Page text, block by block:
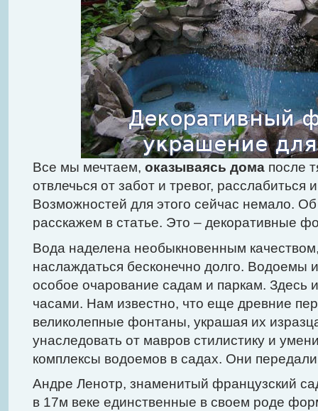
Все мы мечтаем, оказываясь дома после
отвлечься от забот и тревог, расслабиться
Возможностей для этого сейчас немало.
расскажем в статье. Это – декоративные
Вода наделена необыкновенным
наслаждаться бесконечно долго. Водоемы
особое очарование садам и паркам. Здесь
часами. Нам известно, что еще древние
великолепные фонтаны, украшая их
унаследовать от мавров стилистику и
комплексы водоемов в садах. Они
Андре Ленотр, знаменитый французский
в 17м веке единственные в своем роде